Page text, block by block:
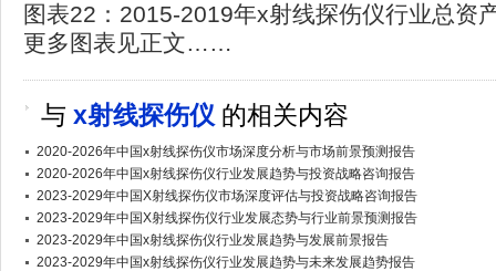
图表22：2015-2019年x射线探伤仪行业总资
更多图表见正文……
与 x射线探伤仪 的相关内容
2020-2026年中国x射线探伤仪市场深度分析与市场前景预测报告
2020-2026年中国x射线探伤仪行业发展趋势与投资战略咨询报告
2023-2029年中国X射线探伤仪市场深度评估与投资战略咨询报告
2023-2029年中国X射线探伤仪行业发展态势与行业前景预测报告
2023-2029年中国x射线探伤仪行业发展趋势与发展前景报告
2023-2029年中国x射线探伤仪行业发展趋势与未来发展趋势报告